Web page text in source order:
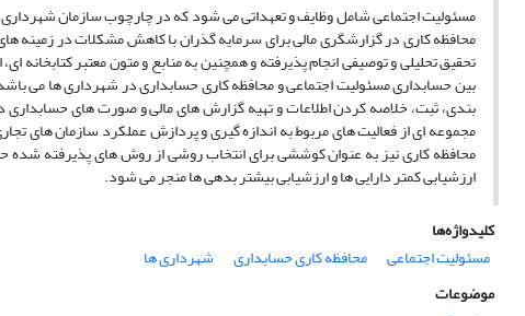
مسئولیت اجتماعی شامل وظایف و تعهداتی می شود که در چارچوب سازمان
محافظه کاری در گزارشگری مالی برای سرمایه گذران با کاهش مشکلات در زمینه
تحقیق تحلیلی و توصیفی انجام پذیرفته و همچنین به منابع و متون معتبر
بین حسابداری مسئولیت اجتماعی و محافظه کاری حسابداری در شهرداری ها می
بندی، ثبت، خلاصه کردن اطلاعات و تهیه گزارش های مالی و صورت های
مجموعه ای از فعالیت های مربوط به اندازه گیری و پردازش عملکرد سازمان های
محافظه کاری نیز به عنوان کوششی برای انتخاب روشی از روش های پذیرفته
ارزشیابی کمتر دارایی ها و ارزشیابی بیشتر بدهی ها منجر می شود.
کلیدواژه‌ها
مسئولیت اجتماعی
محافظه کاری حسابداری
شهرداری ها
موضوعات